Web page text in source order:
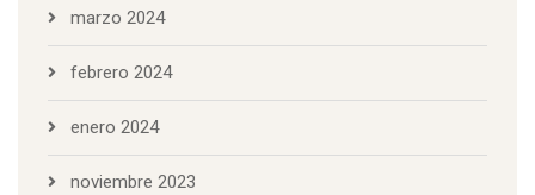
marzo 2024
febrero 2024
enero 2024
noviembre 2023